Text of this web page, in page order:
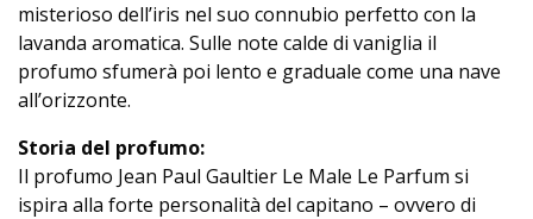
misterioso dell’iris nel suo connubio perfetto con la
lavanda aromatica. Sulle note calde di vaniglia il
profumo sfumerà poi lento e graduale come una nave
all’orizzonte.
Storia del profumo:
Il profumo Jean Paul Gaultier Le Male Le Parfum si
ispira alla forte personalità del capitano – ovvero di